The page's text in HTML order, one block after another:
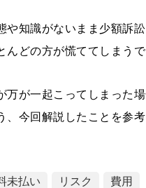
や知識がないまま少額訴
んどの方が慌ててしまうで
万が一起こってしまった
、今回解説したことを参
未払い リスク 費用